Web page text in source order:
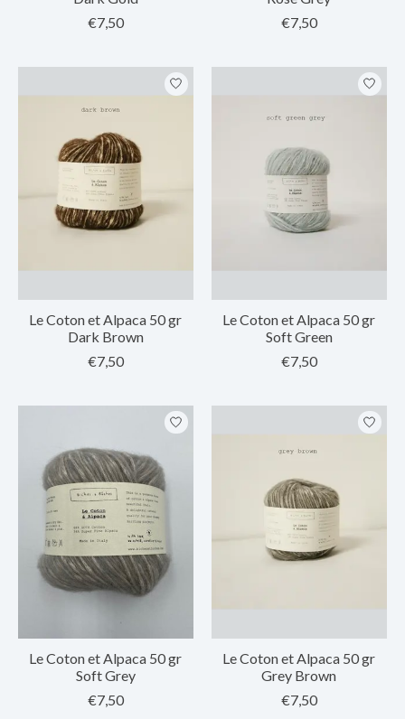
€7,50
€7,50
Le Coton et Alpaca 50 gr
Dark Brown
€7,50
Le Coton et Alpaca 50 gr
Soft Green
€7,50
Le Coton et Alpaca 50 gr
Soft Grey
€7,50
Le Coton et Alpaca 50 gr
Grey Brown
€7,50